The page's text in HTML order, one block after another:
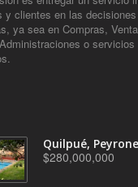
y clientes en las decisiones
ya sea en Compras,
o servicios
Quilpué,
$280,000,000